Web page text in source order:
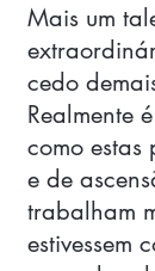
Mais um
cedo
Realmente
como estas
e de
trabalham
estivessem